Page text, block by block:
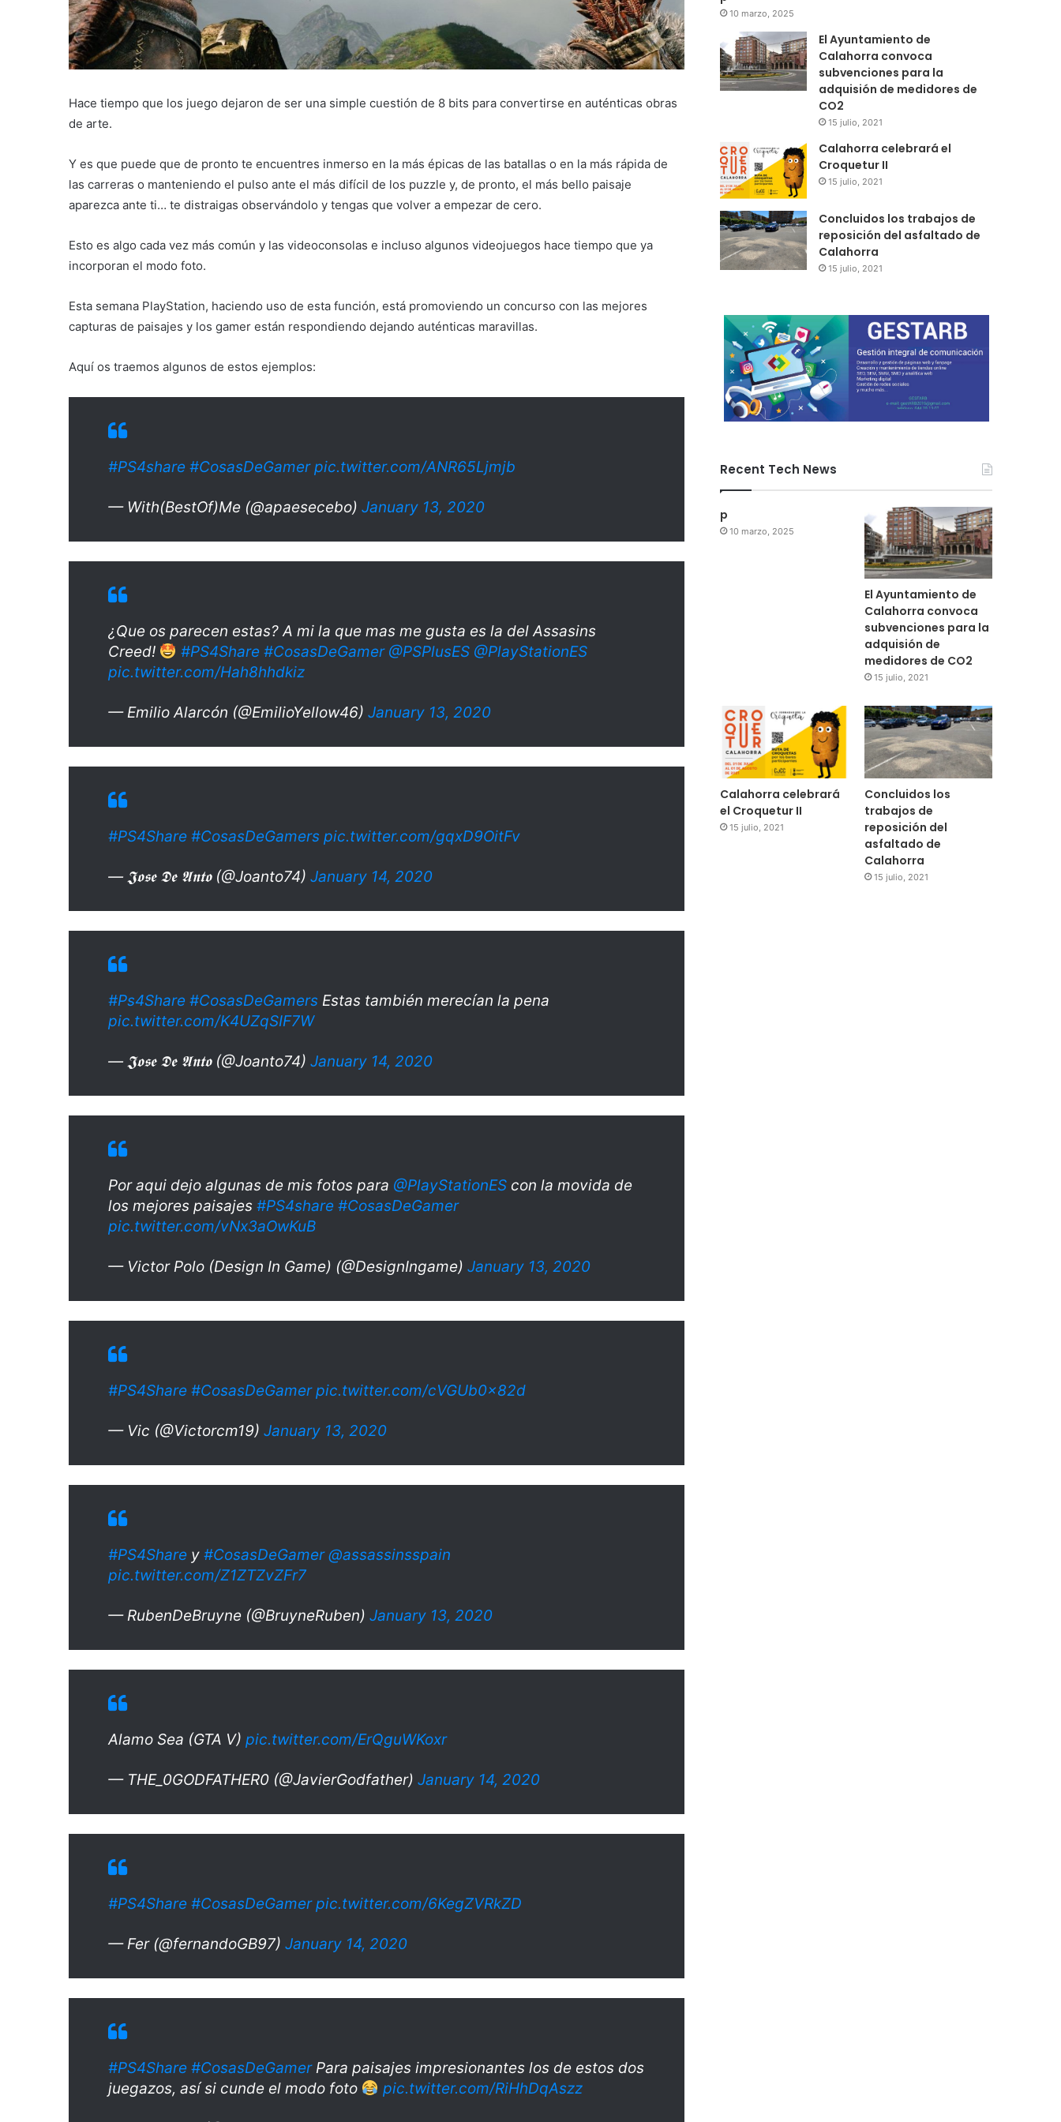
Hace tiempo que los juego dejaron de ser una simple cuestión de 8 bits para convertirse en auténticas obras
de arte.
Y es que puede que de pronto te encuentres inmerso en la más épicas de las batallas o en la más rápida de
las carreras o manteniendo el pulso ante el más difícil de los puzzle y, de pronto, el más bello paisaje
aparezca ante ti… te distraigas observándolo y tengas que volver a empezar de cero.
Esto es algo cada vez más común y las videoconsolas e incluso algunos videojuegos hace tiempo que ya
incorporan el modo foto.
Esta semana PlayStation, haciendo uso de esta función, está promoviendo un concurso con las mejores
capturas de paisajes y los gamer están respondiendo dejando auténticas maravillas.
Aquí os traemos algunos de estos ejemplos:
#PS4share #CosasDeGamer pic.twitter.com/ANR65Ljmjb
— With(BestOf)Me (@apaesecebo) January 13, 2020
¿Que os parecen estas? A mi la que mas me gusta es la del Assasins
Creed!
#PS4Share #CosasDeGamer @PSPlusES @PlayStationES
pic.twitter.com/Hah8hhdkiz
— Emilio Alarcón (@EmilioYellow46) January 13, 2020
#PS4Share #CosasDeGamers pic.twitter.com/gqxD9OitFv
— 𝕵𝖔𝖘𝖊 𝕯𝖊 𝕬𝖓𝖙𝖔 (@Joanto74) January 14, 2020
#Ps4Share #CosasDeGamers Estas también merecían la pena
pic.twitter.com/K4UZqSIF7W
— 𝕵𝖔𝖘𝖊 𝕯𝖊 𝕬𝖓𝖙𝖔 (@Joanto74) January 14, 2020
Por aqui dejo algunas de mis fotos para @PlayStationES con la movida de
los mejores paisajes #PS4share #CosasDeGamer
pic.twitter.com/vNx3aOwKuB
— Victor Polo (Design In Game) (@DesignIngame) January 13, 2020
#PS4Share #CosasDeGamer pic.twitter.com/cVGUb0x82d
— Vic (@Victorcm19) January 13, 2020
#PS4Share y #CosasDeGamer @assassinsspain
pic.twitter.com/Z1ZTZvZFr7
— RubenDeBruyne (@BruyneRuben) January 13, 2020
Alamo Sea (GTA V) pic.twitter.com/ErQguWKoxr
— THE_0GODFATHER0 (@JavierGodfather) January 14, 2020
#PS4Share #CosasDeGamer pic.twitter.com/6KegZVRkZD
— Fer (@fernandoGB97) January 14, 2020
#PS4Share #CosasDeGamerPara paisajes impresionantes los de estos dos
juegazos, así si cunde el modo foto
pic.twitter.com/RiHhDqAszz
10 marzo, 2025
El Ayuntamiento de
Calahorra convoca
subvenciones para la
adquisión de medidores de
CO2
15 julio, 2021
Calahorra celebrará el
Croquetur II
15 julio, 2021
Concluidos los trabajos de
reposición del asfaltado de
Calahorra
15 julio, 2021
Recent Tech News
p
10 marzo, 2025
El Ayuntamiento de
Calahorra convoca
subvenciones para la
adquisión de
medidores de CO2
15 julio, 2021
Calahorra celebrará
el Croquetur II
15 julio, 2021
Concluidos los
trabajos de
reposición del
asfaltado de
Calahorra
15 julio, 2021